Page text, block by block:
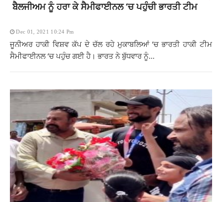
ਬੈਲਜੀਅਮ ਨੂੰ ਹਰਾ ਕੇ ਸੈਮੀਫਾਈਨਲ ‘ਚ ਪਹੁੰਚੀ ਭਾਰਤੀ ਟੀਮ
Dec 01, 2021 10:24 Pm
ਜੂਨੀਅਰ ਹਾਕੀ ਵਿਸ਼ਵ ਕੱਪ ਦੇ ਚੱਲ ਰਹੇ ਮੁਕਾਬਲਿਆਂ ‘ਚ ਭਾਰਤੀ ਹਾਕੀ ਟੀਮ
ਸੈਮੀਫਾਈਨਲ ‘ਚ ਪਹੁੰਚ ਗਈ ਹੈ। ਭਾਰਤ ਨੇ ਬੁੱਧਵਾਰ ਨੂੰ...